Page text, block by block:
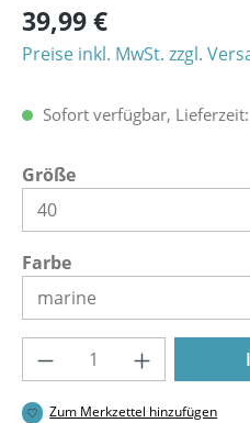
39,99 €
Preise inkl. MwSt. zzgl.
Sofort verfügbar,
Größeauswählen
Farbeauswählen
Produkt Anzahl:
Zum Merkzettel hinzufügen